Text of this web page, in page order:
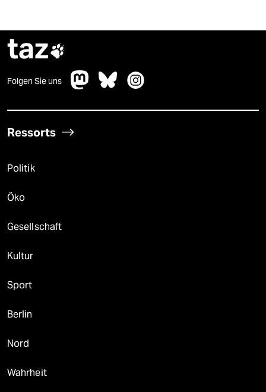
taz
Folgen Sie uns
Ressorts
Politik
Öko
Gesellschaft
Kultur
Sport
Berlin
Nord
Wahrheit